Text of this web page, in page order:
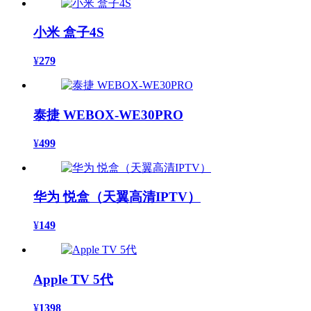
小米 盒子4S
¥279
泰捷 WEBOX-WE30PRO
¥499
华为 悦盒（天翼高清IPTV）
¥149
Apple TV 5代
¥1398